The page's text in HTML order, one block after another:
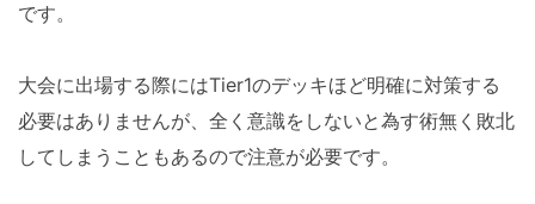
です。
大会に出場する際にはTier1のデッキほど明確に対策する
必要はありませんが、全く意識をしないと為す術無く敗北
してしまうこともあるので注意が必要です。